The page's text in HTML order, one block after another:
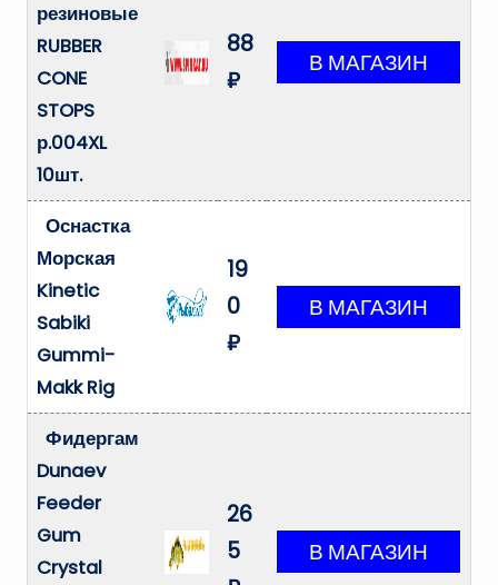
резиновые
RUBBER
CONE
STOPS
р.004XL
10шт.
88
₽
Оснастка
Морская
Kinetic
Sabiki
Gummi-
Makk Rig
19
0
₽
Фидергам
Dunaev
Feeder
Gum
Crystal
26
5